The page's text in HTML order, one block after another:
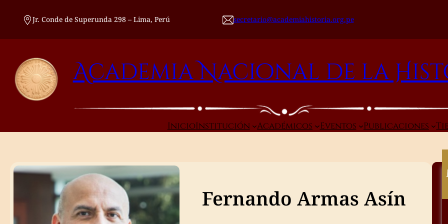
Jr. Conde de Superunda 298 – Lima, Perú secretario@academiahistoria.org.pe
Academia Nacional de la
InicioInstitución Académicos Eventos Publicaciones
Fernando Armas Asín